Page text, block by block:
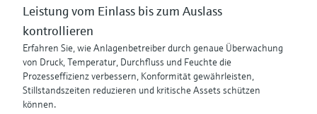
Leistung vom Einlass bis zum Auslass
kontrollieren
Erfahren Sie, wie Anlagenbetreiber durch genaue Überwachung
von Druck, Temperatur, Durchfluss und Feuchte die
Prozesseffizienz verbessern, Konformität gewährleisten,
Stillstandszeiten reduzieren und kritische Assets schützen
können.